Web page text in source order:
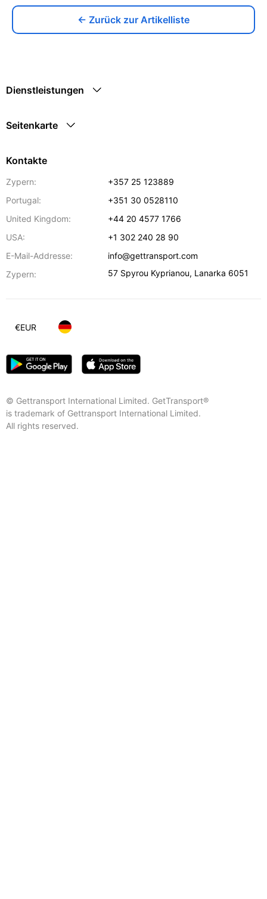
← Zurück zur Artikelliste
Dienstleistungen
Seitenkarte
Kontakte
Zypern:
+357 25 123889
Portugal:
+351 30 0528110
United Kingdom:
+44 20 4577 1766
USA:
+1 302 240 28 90
E-Mail-Addresse:
info@gettransport.com
Zypern:
57 Spyrou Kyprianou, Lanarka 6051
© Gettransport International Limited. GetTransport®
is trademark of Gettransport International Limited.
All rights reserved.
€EUR